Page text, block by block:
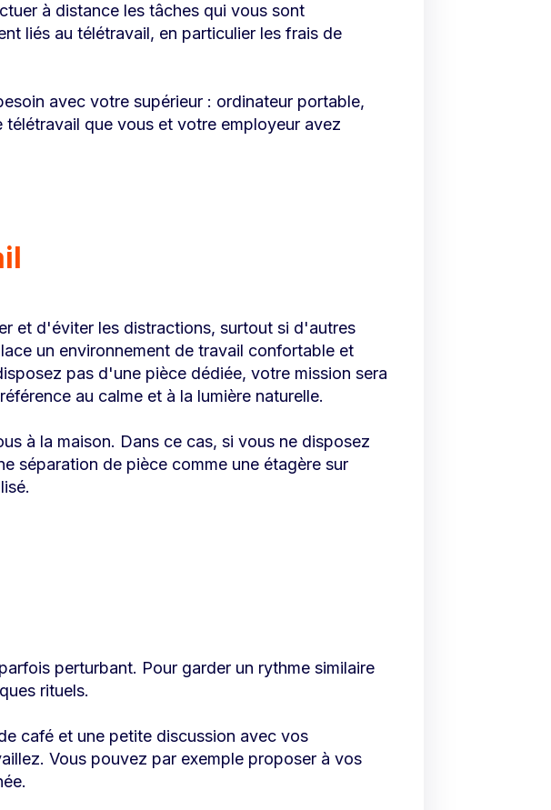
à distance les tâches qui vous sont
liés au télétravail, en particulier les frais de
avec votre supérieur : ordinateur portable,
que vous et votre employeur avez
et d'éviter les distractions, surtout si d'autres
un environnement de travail confortable et
pas d'une pièce dédiée, votre mission sera
au calme et à la lumière naturelle.
à la maison. Dans ce cas, si vous ne disposez
séparation de pièce comme une étagère sur
perturbant. Pour garder un rythme similaire
rituels.
café et une petite discussion avec vos
Vous pouvez par exemple proposer à vos